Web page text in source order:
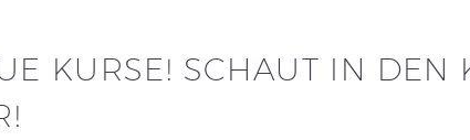
KURSE! SCHAUT IN